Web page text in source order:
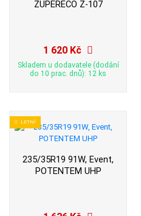
ZUPERECO Z-107
1 620 Kč
Skladem u dodavatele (dodání
do 10 prac. dnů): 12 ks
LETNÍ
235/35R19 91W, Event,
POTENTEM UHP